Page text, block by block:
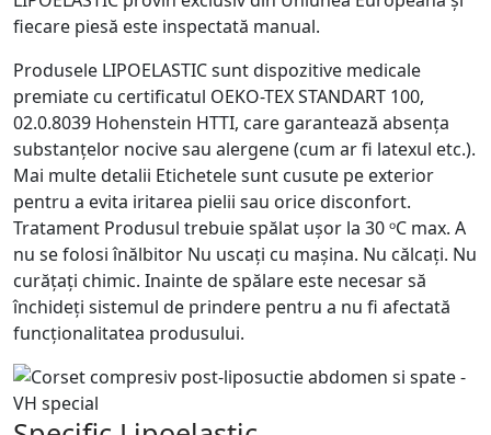
fiecare piesă este inspectată manual.
Produsele LIPOELASTIC sunt dispozitive medicale
premiate cu certificatul OEKO-TEX STANDART 100,
02.0.8039 Hohenstein HTTI, care garantează absența
substanțelor nocive sau alergene (cum ar fi latexul etc.).
Mai multe detalii Etichetele sunt cusute pe exterior
pentru a evita iritarea pielii sau orice disconfort.
Tratament Produsul trebuie spălat ușor la 30 ᵒC max. A
nu se folosi înălbitor Nu uscați cu mașina. Nu călcați. Nu
curățați chimic. Inainte de spălare este necesar să
închideți sistemul de prindere pentru a nu fi afectată
funcționalitatea produsului.